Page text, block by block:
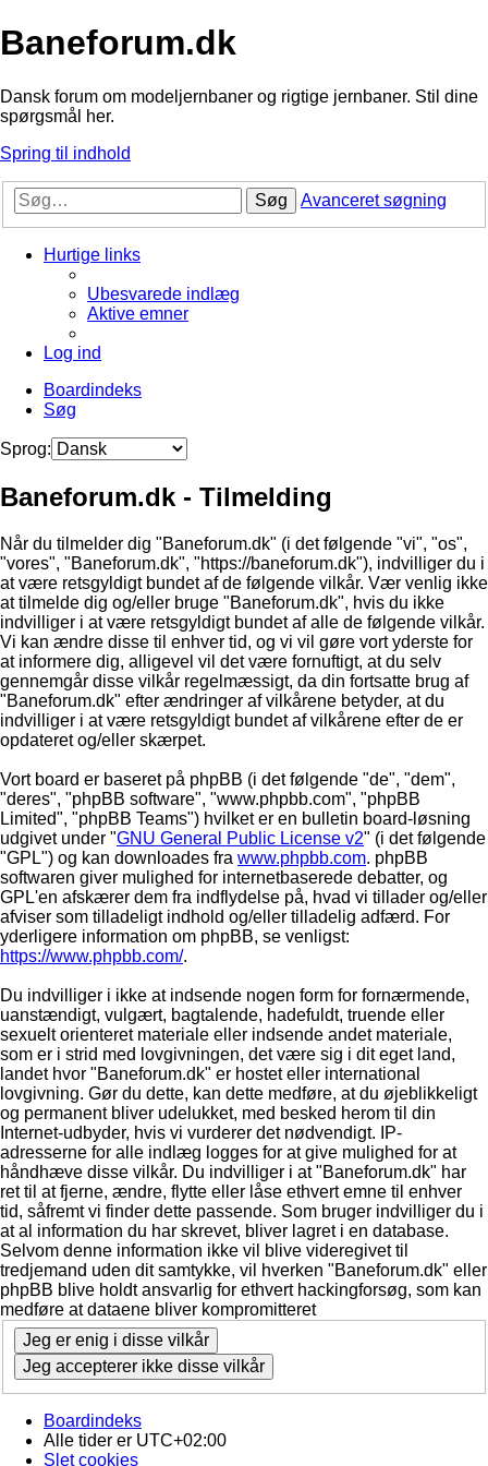
Baneforum.dk
Dansk forum om modeljernbaner og rigtige jernbaner. Stil dine
spørgsmål her.
Spring til indhold
Søg Avanceret søgning
Hurtige links
Ubesvarede indlæg
Aktive emner
Log ind
Boardindeks
Søg
Sprog:
Baneforum.dk - Tilmelding
Når du tilmelder dig "Baneforum.dk" (i det følgende "vi", "os",
"vores", "Baneforum.dk", "https://baneforum.dk"), indvilliger du i
at være retsgyldigt bundet af de følgende vilkår. Vær venlig ikke
at tilmelde dig og/eller bruge "Baneforum.dk", hvis du ikke
indvilliger i at være retsgyldigt bundet af alle de følgende vilkår.
Vi kan ændre disse til enhver tid, og vi vil gøre vort yderste for
at informere dig, alligevel vil det være fornuftigt, at du selv
gennemgår disse vilkår regelmæssigt, da din fortsatte brug af
"Baneforum.dk" efter ændringer af vilkårene betyder, at du
indvilliger i at være retsgyldigt bundet af vilkårene efter de er
opdateret og/eller skærpet.
Vort board er baseret på phpBB (i det følgende "de", "dem",
"deres", "phpBB software", "www.phpbb.com", "phpBB
Limited", "phpBB Teams") hvilket er en bulletin board-løsning
udgivet under "GNU General Public License v2" (i det følgende
"GPL") og kan downloades fra www.phpbb.com. phpBB
softwaren giver mulighed for internetbaserede debatter, og
GPL'en afskærer dem fra indflydelse på, hvad vi tillader og/eller
afviser som tilladeligt indhold og/eller tilladelig adfærd. For
yderligere information om phpBB, se venligst:
https://www.phpbb.com/.
Du indvilliger i ikke at indsende nogen form for fornærmende,
uanstændigt, vulgært, bagtalende, hadefuldt, truende eller
sexuelt orienteret materiale eller indsende andet materiale,
som er i strid med lovgivningen, det være sig i dit eget land,
landet hvor "Baneforum.dk" er hostet eller international
lovgivning. Gør du dette, kan dette medføre, at du øjeblikkeligt
og permanent bliver udelukket, med besked herom til din
Internet-udbyder, hvis vi vurderer det nødvendigt. IP-
adresserne for alle indlæg logges for at give mulighed for at
håndhæve disse vilkår. Du indvilliger i at "Baneforum.dk" har
ret til at fjerne, ændre, flytte eller låse ethvert emne til enhver
tid, såfremt vi finder dette passende. Som bruger indvilliger du i
at al information du har skrevet, bliver lagret i en database.
Selvom denne information ikke vil blive videregivet til
tredjemand uden dit samtykke, vil hverken "Baneforum.dk" eller
phpBB blive holdt ansvarlig for ethvert hackingforsøg, som kan
medføre at dataene bliver kompromitteret
Boardindeks
Alle tider er UTC+02:00
Slet cookies